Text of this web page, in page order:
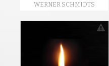
WERNER SCHMIDTS